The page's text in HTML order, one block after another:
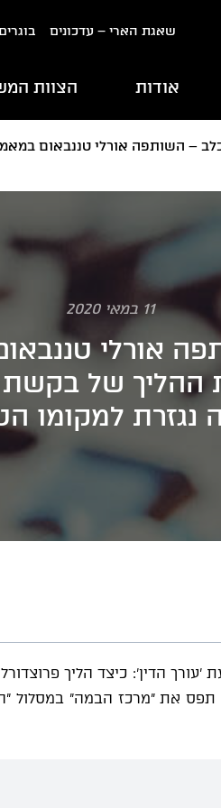
שאגת הארי – עדכונים
אודות הצוות
– השותפה אורלי טננבאום
11 במאי 2020
אורלי
ההליך של
נגזרת למקומו
הדין': כיצד הליך
תפס את ״מרכז הבמה״ במסלול